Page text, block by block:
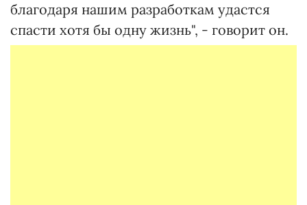
благодаря нашим разработкам удастся
спасти хотя бы одну жизнь", - говорит он.